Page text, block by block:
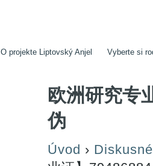
O projekte Liptovský Anjel Vyberte si
欧洲研究专
伪
Úvod ›